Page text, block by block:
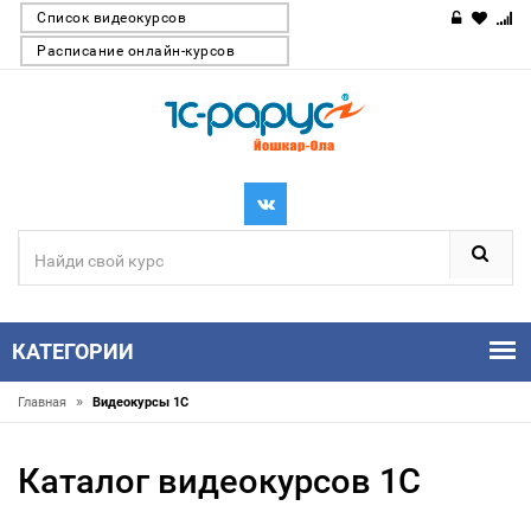
Список видеокурсов
Расписание онлайн-курсов
КАТЕГОРИИ
Главная » Видеокурсы 1С
Каталог видеокурсов 1С